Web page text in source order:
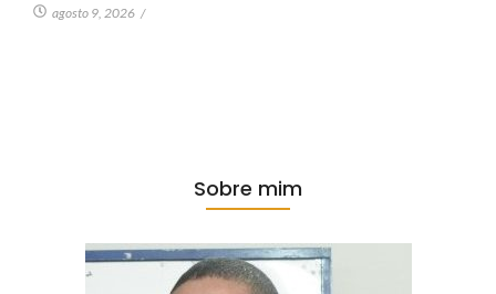
agosto 9, 2026 /
Sobre mim